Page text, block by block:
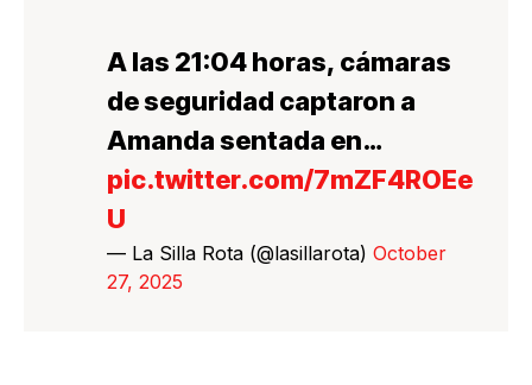
A las 21:04 horas, cámaras
de seguridad captaron a
Amanda sentada en…
pic.twitter.com/7mZF4ROEe
U
— La Silla Rota (@lasillarota) October
27, 2025